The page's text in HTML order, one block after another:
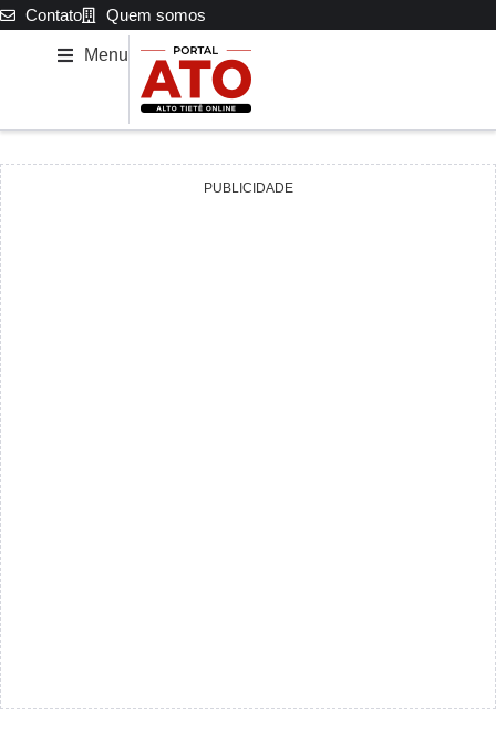
Contato Quem somos
Menu
PUBLICIDADE